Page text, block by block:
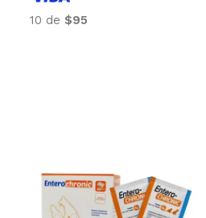
10 de $95